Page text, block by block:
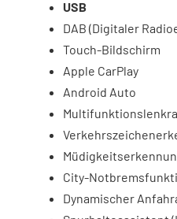
USB
DAB (Digitaler
Touch-Bildschirm
Apple CarPlay
Android Auto
City-
Dynamischer